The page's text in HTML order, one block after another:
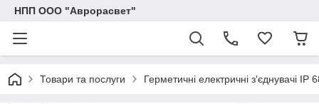
НПП ООО "Аврорасвет"
Товари та послуги Герметичні електричні з'єднувачі IP